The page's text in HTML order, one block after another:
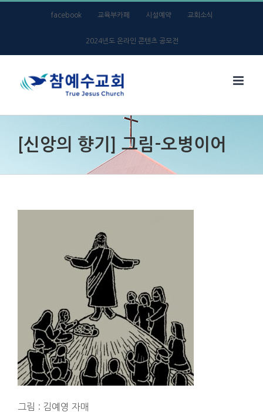
facebook 교육부카페 시설예약 교회소식
2024년도 온라인 콘텐츠 공모전
[신앙의 향기] 그림-오병이어
그림 : 김예영 자매